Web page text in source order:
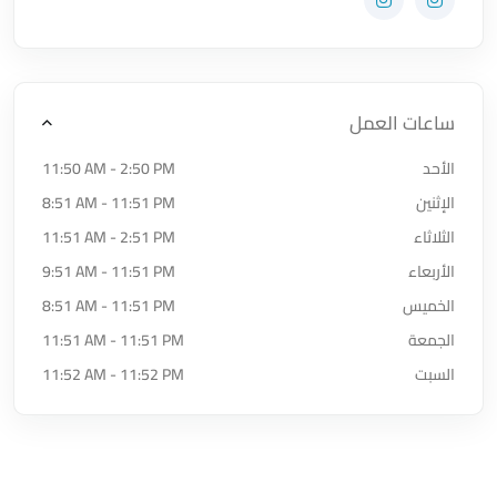
زيارة حساب المتجر على Instagram
زيارة حساب المتجر على Instagram
ساعات العمل
الأحد
11:50 AM - 2:50 PM
الإثنين
8:51 AM - 11:51 PM
الثلاثاء
11:51 AM - 2:51 PM
الأربعاء
9:51 AM - 11:51 PM
الخميس
8:51 AM - 11:51 PM
الجمعة
11:51 AM - 11:51 PM
السبت
11:52 AM - 11:52 PM